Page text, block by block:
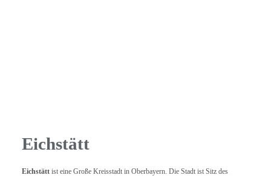
Eichstätt
Eichstätt ist eine Große Kreisstadt in Oberbayern. Die Stadt ist Sitz des